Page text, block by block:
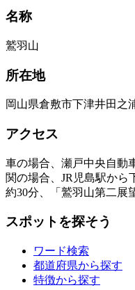
名称
鷲羽山
所在地
岡山県倉敷市下津井田之
アクセス
車の場合、瀬戸中央自動
関の場合、JR児島駅から
約30分、「鷲羽山第二展
スポットを探そう
ワード検索
都道府県から探す
特徴から探す